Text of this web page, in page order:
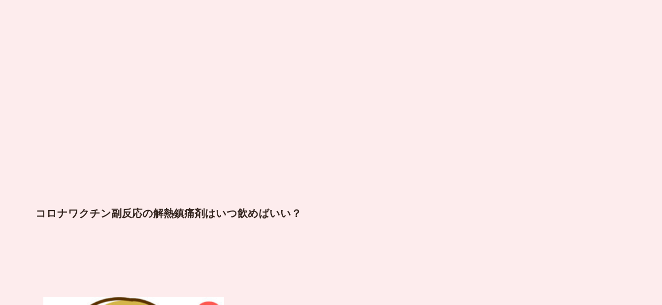
コロナワクチン副反応の解熱鎮痛剤はいつ飲めばいい？